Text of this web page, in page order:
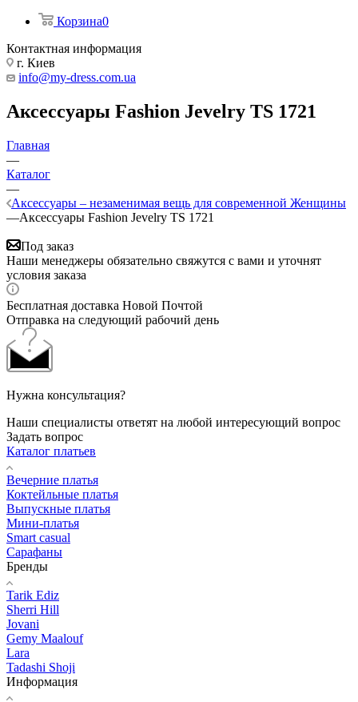
Корзина0
Контактная информация
г. Киев
info@my-dress.com.ua
Аксессуары Fashion Jevelry TS 1721
Главная
—
Каталог
—
Аксессуары – незаменимая вещь для современной Женщины
—Аксессуары Fashion Jevelry TS 1721
Под заказ
Наши менеджеры обязательно свяжутся с вами и уточнят
условия заказа
Бесплатная доставка Новой Почтой
Отправка на следующий рабочий день
Нужна консультация?
Наши специалисты ответят на любой интересующий вопрос
Задать вопрос
Каталог платьев
Вечерние платья
Коктейльные платья
Выпускные платья
Мини-платья
Smart casual
Сарафаны
Бренды
Tarik Ediz
Sherri Hill
Jovani
Gemy Maalouf
Lara
Tadashi Shoji
Информация